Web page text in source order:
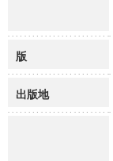
版
出版地